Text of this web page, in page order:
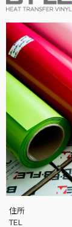
住所
TEL